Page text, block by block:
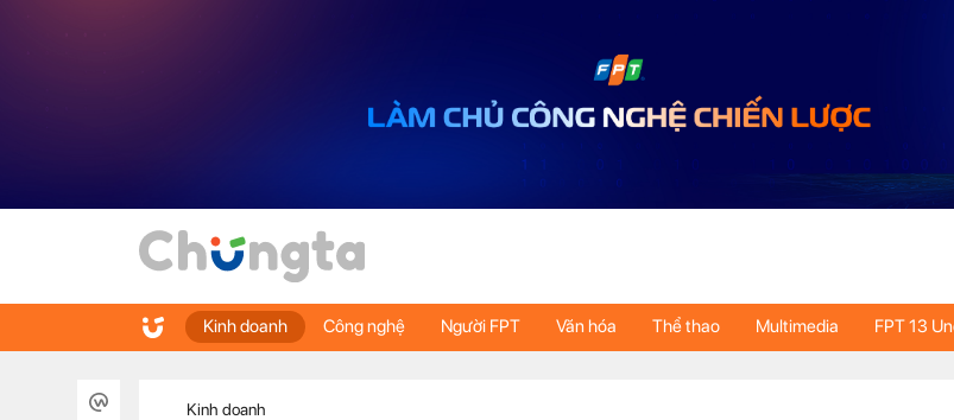
Kinh doanh Công nghệ Người FPT Văn hóa Thể thao Multimedia FPT 13
Kinh doanh